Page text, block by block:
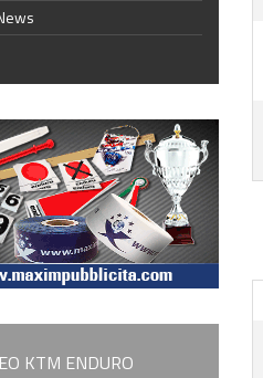
KTM ENDURO